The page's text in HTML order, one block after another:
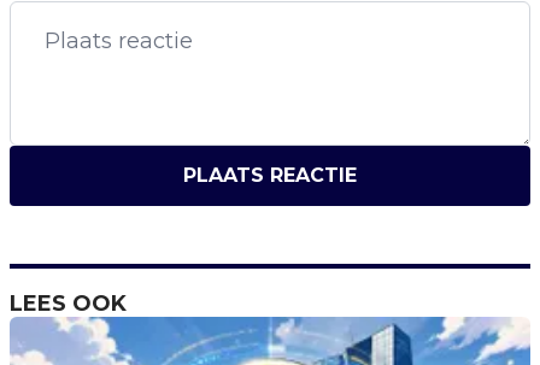
PLAATS REACTIE
LEES OOK